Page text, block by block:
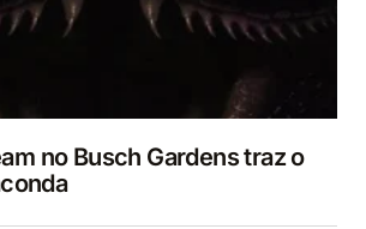
no Busch Gardens traz o